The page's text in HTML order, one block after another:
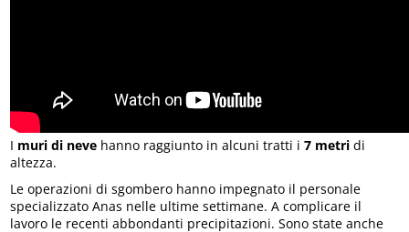
I muri di neve hanno raggiunto in alcuni tratti i7 metri di
altezza.
Le operazioni di sgombero hanno impegnato il personale
specializzato Anas nelle ultime settimane. A complicare il
lavoro le recenti abbondanti precipitazioni. Sono state anche